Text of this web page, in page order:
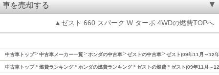
車を売却する
▲ゼスト 660 スパーク W ターボ 4WDの燃費TOPへ
中古車トップ 中古車メーカー一覧 ホンダの中古車 ゼストの中古車 ゼスト(09年11月～12
中古車トップ 燃費ランキング ホンダの燃費ランキング ゼストの燃費 ゼスト(09年11月～